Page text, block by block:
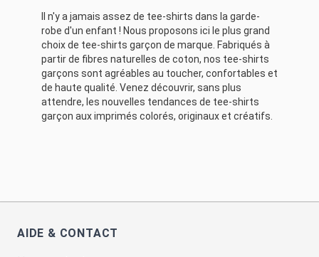
Il n'y a jamais assez de tee-shirts dans la garde-
robe d'un enfant ! Nous proposons ici le plus grand
choix de tee-shirts garçon de marque. Fabriqués à
partir de fibres naturelles de coton, nos tee-shirts
garçons sont agréables au toucher, confortables et
de haute qualité. Venez découvrir, sans plus
attendre, les nouvelles tendances de tee-shirts
garçon aux imprimés colorés, originaux et créatifs.
AIDE & CONTACT